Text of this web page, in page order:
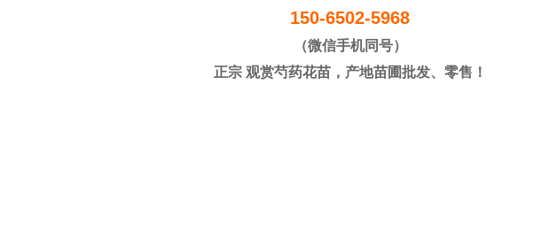
150-6502-5968
（微信手机同号）
正宗 观赏芍药花苗，产地苗圃批发、零售！